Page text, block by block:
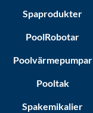
Spaprodukter
PoolRobotar
Poolvärmepumpar
Pooltak
Spakemikalier